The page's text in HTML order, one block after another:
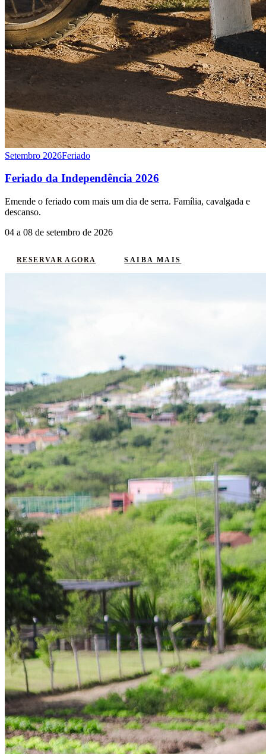
Setembro 2026Feriado
Feriado da Independência 2026
Emende o feriado com mais um dia de serra. Família, cavalgada e
descanso.
04 a 08 de setembro de 2026
RESERVAR AGORA SAIBA MAIS